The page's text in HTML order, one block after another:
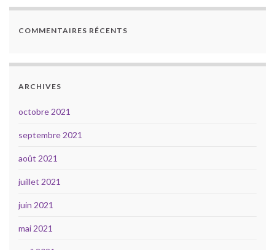
COMMENTAIRES RÉCENTS
ARCHIVES
octobre 2021
septembre 2021
août 2021
juillet 2021
juin 2021
mai 2021